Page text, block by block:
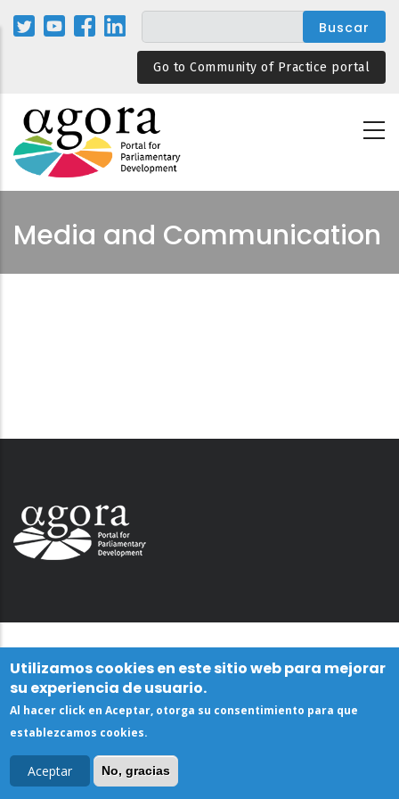
Pasar
Go to Community of Practice portal
Media and Communication
Utilizamos cookies en este sitio web para mejorar
su experiencia de usuario.
Al hacer click en Aceptar, otorga su consentimiento para que
establezcamos cookies.
Aceptar No, gracias